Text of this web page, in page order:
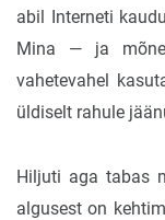
abil Interneti
Mina — ja
vahetevahel
üldiselt rahule
Hiljuti aga tabas
algusest on